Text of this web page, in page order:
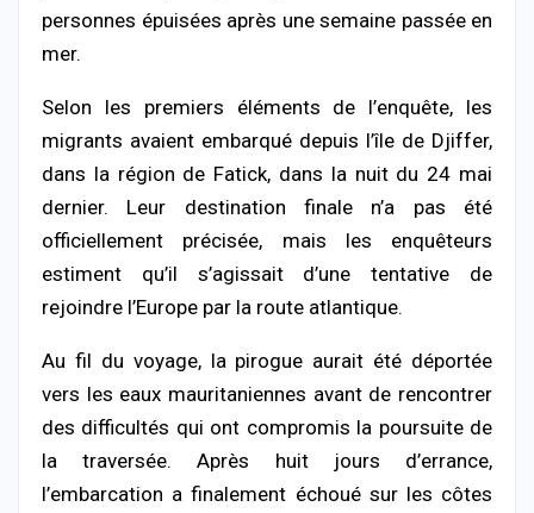
personnes épuisées après une semaine passée en
mer.
Selon les premiers éléments de l’enquête, les
migrants avaient embarqué depuis l’île de Djiffer,
dans la région de Fatick, dans la nuit du 24 mai
dernier. Leur destination finale n’a pas été
officiellement précisée, mais les enquêteurs
estiment qu’il s’agissait d’une tentative de
rejoindre l’Europe par la route atlantique.
Au fil du voyage, la pirogue aurait été déportée
vers les eaux mauritaniennes avant de rencontrer
des difficultés qui ont compromis la poursuite de
la traversée. Après huit jours d’errance,
l’embarcation a finalement échoué sur les côtes